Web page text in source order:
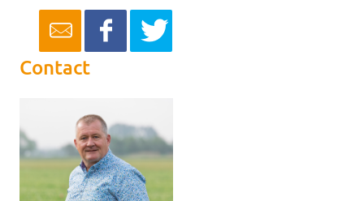
Contact